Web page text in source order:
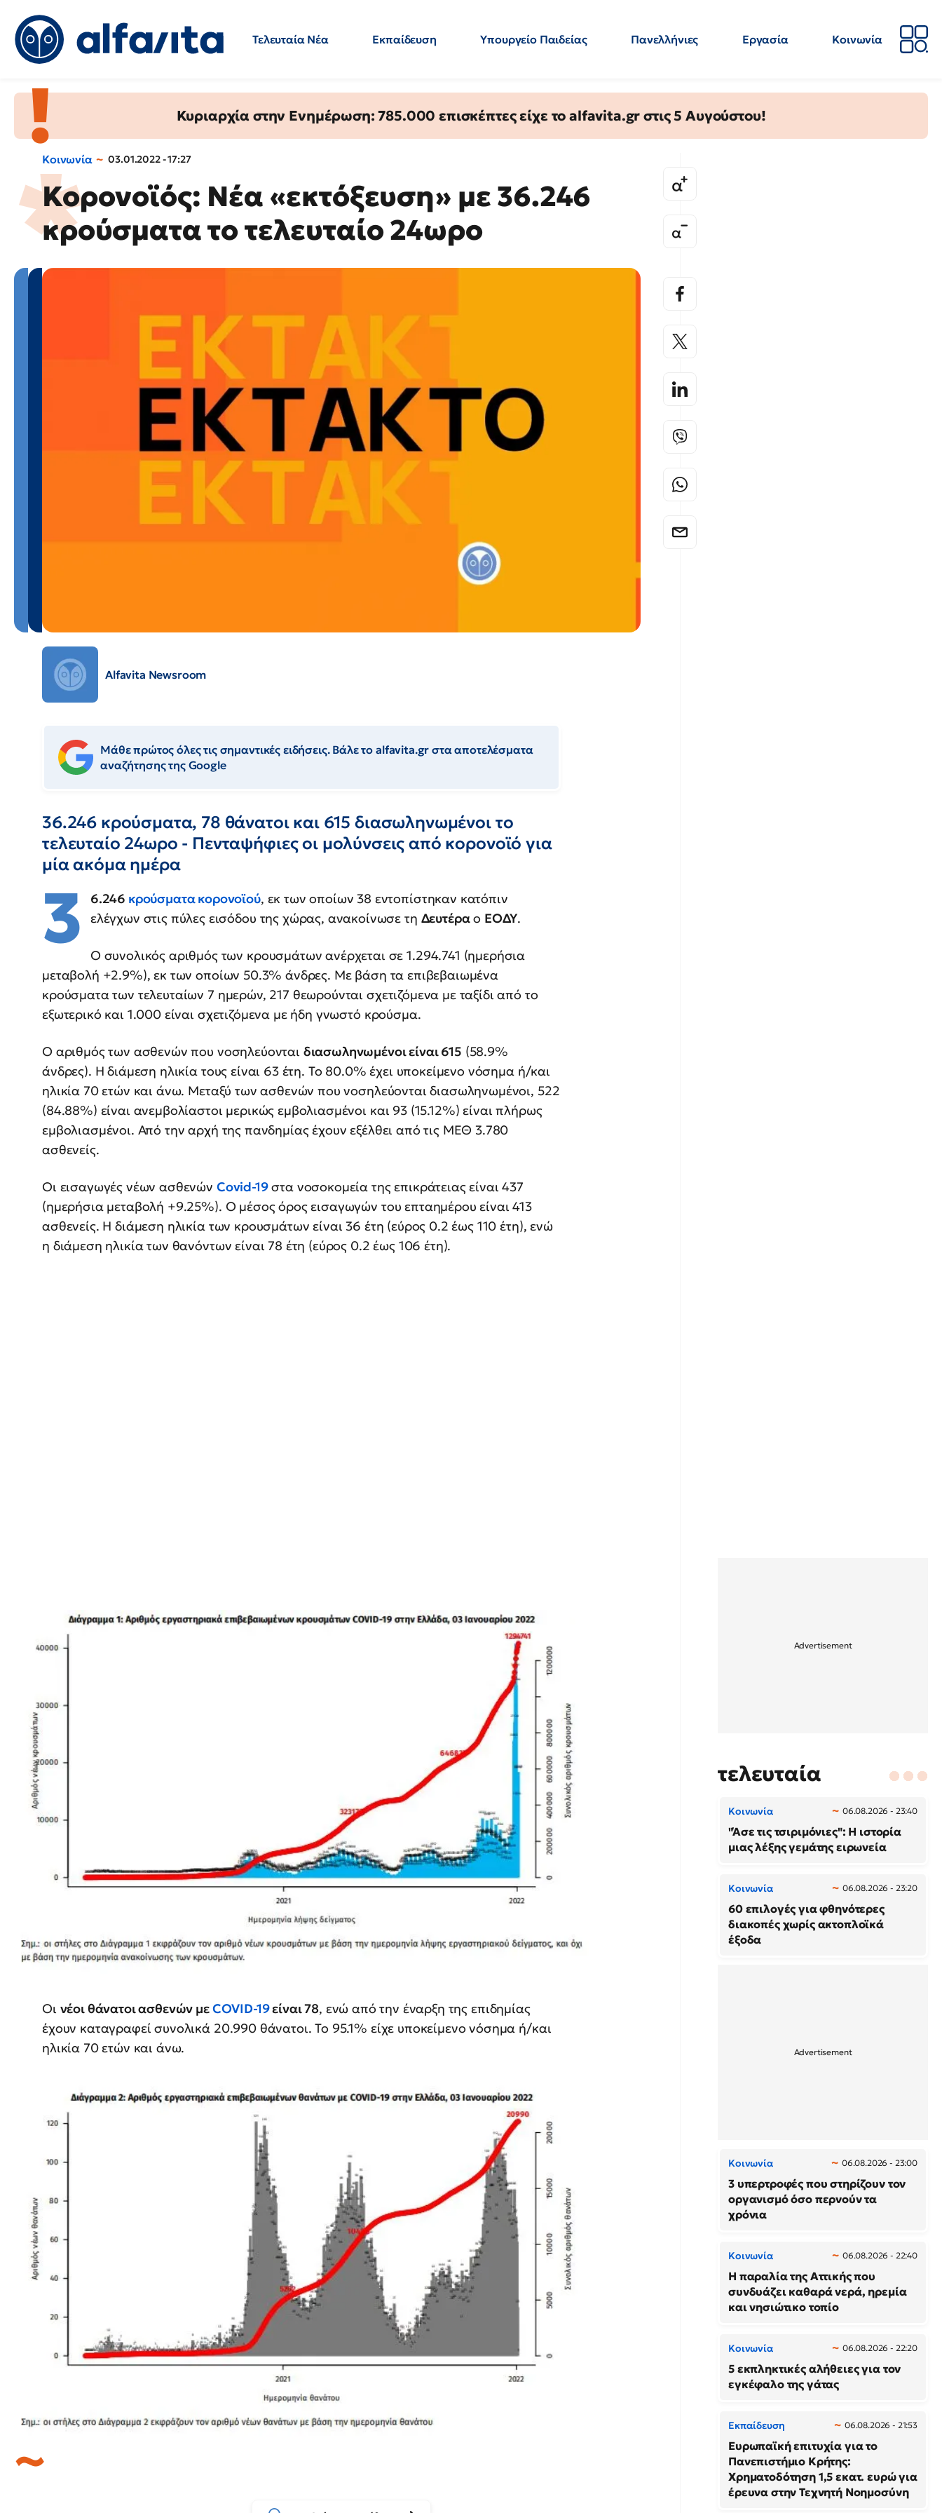
Τελευταία Νέα Εκπαίδευση Υπουργείο Παιδείας Πανελλήνιες Εργασία
Κοινωνία
Κυριαρχία στην Ενημέρωση: 785.000 επισκέπτες είχε το alfavita.gr στις 5 Αυγούστου!
Κοινωνία 03.01.2022 - 17:27
Κορονοϊός: Νέα «εκτόξευση» με 36.246
κρούσματα το τελευταίο 24ωρο
Alfavita Newsroom
Μάθε πρώτος όλες τις σημαντικές ειδήσεις. Βάλε το alfavita.gr στα αποτελέσματα
αναζήτησης της Google
36.246 κρούσματα, 78 θάνατοι και 615 διασωληνωμένοι το
τελευταίο 24ωρο - Πενταψήφιες οι μολύνσεις από κορονοϊό για
μία ακόμα ημέρα
3 6.246 κρούσματα κορονοϊού, εκ των οποίων 38 εντοπίστηκαν κατόπιν
ελέγχων στις πύλες εισόδου της χώρας, ανακοίνωσε τη Δευτέραο ΕΟΔΥ.
Ο συνολικός αριθμός των κρουσμάτων ανέρχεται σε 1.294.741 (ημερήσια
μεταβολή +2.9%), εκ των οποίων 50.3% άνδρες. Με βάση τα επιβεβαιωμένα
κρούσματα των τελευταίων 7 ημερών, 217 θεωρούνται σχετιζόμενα με ταξίδι από το
εξωτερικό και 1.000 είναι σχετιζόμενα με ήδη γνωστό κρούσμα.
Ο αριθμός των ασθενών που νοσηλεύονται διασωληνωμένοι είναι 615 (58.9%
άνδρες). Η διάμεση ηλικία τους είναι 63 έτη. To 80.0% έχει υποκείμενο νόσημα ή/και
ηλικία 70 ετών και άνω. Μεταξύ των ασθενών που νοσηλεύονται διασωληνωμένοι, 522
(84.88%) είναι ανεμβολίαστοι μερικώς εμβολιασμένοι και 93 (15.12%) είναι πλήρως
εμβολιασμένοι. Από την αρχή της πανδημίας έχουν εξέλθει από τις ΜΕΘ 3.780
ασθενείς.
Οι εισαγωγές νέων ασθενών Covid-19στα νοσοκομεία της επικράτειας είναι 437
(ημερήσια μεταβολή +9.25%). Ο μέσος όρος εισαγωγών του επταημέρου είναι 413
ασθενείς. Η διάμεση ηλικία των κρουσμάτων είναι 36 έτη (εύρος 0.2 έως 110 έτη), ενώ
η διάμεση ηλικία των θανόντων είναι 78 έτη (εύρος 0.2 έως 106 έτη).
Οι νέοι θάνατοι ασθενών μεCOVID-19είναι 78, ενώ από την έναρξη της επιδημίας
έχουν καταγραφεί συνολικά 20.990 θάνατοι. Το 95.1% είχε υποκείμενο νόσημα ή/και
ηλικία 70 ετών και άνω.
τελευταία
Κοινωνία 06.08.2026 - 23:40
"Άσε τις τσιριμόνιες": Η ιστορία
μιας λέξης γεμάτης ειρωνεία
Κοινωνία 06.08.2026 - 23:20
60 επιλογές για φθηνότερες
διακοπές χωρίς ακτοπλοϊκά
έξοδα
Κοινωνία 06.08.2026 - 23:00
3 υπερτροφές που στηρίζουν τον
οργανισμό όσο περνούν τα
χρόνια
Κοινωνία 06.08.2026 - 22:40
Η παραλία της Αττικής που
συνδυάζει καθαρά νερά, ηρεμία
και νησιώτικο τοπίο
Κοινωνία 06.08.2026 - 22:20
5 εκπληκτικές αλήθειες για τον
εγκέφαλο της γάτας
Εκπαίδευση 06.08.2026 - 21:53
Ευρωπαϊκή επιτυχία για το
Πανεπιστήμιο Κρήτης:
Χρηματοδότηση 1,5 εκατ. ευρώ για
έρευνα στην Τεχνητή Νοημοσύνη